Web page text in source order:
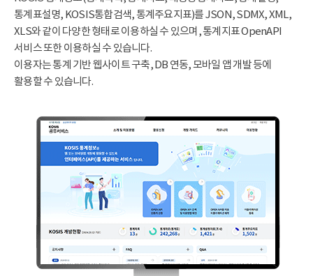
통계표설명, KOSIS통합검색, 통계주요지표)를 JSON, SDMX, XML,
XLS와 같이 다양한 형태로 이용하실 수 있으며, 통계지표 OpenAPI
서비스 또한 이용하실 수 있습니다.
이용자는 통계 기반 웹사이트 구축, DB 연동, 모바일 앱 개발 등에
활용할 수 있습니다.